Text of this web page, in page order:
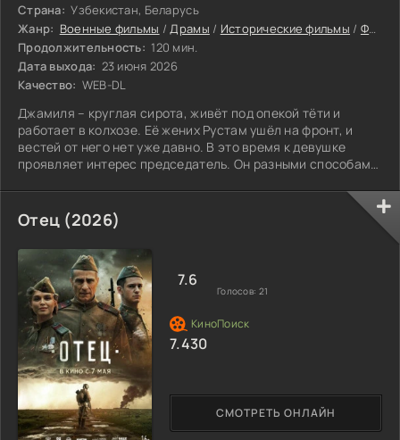
Страна: Узбекистан, Беларусь
Жанр: Военные фильмы /Драмы / Исторические фильмы / Фильмы онлайн
Продолжительность: 120 мин.
Дата выхода: 23 июня 2026
Качество: WEB-DL
Джамиля – круглая сирота, живёт под опекой тёти и
работает в колхозе. Её жених Рустам ушёл на фронт, и
вестей от него нет уже давно. В это время к девушке
проявляет интерес председатель. Он разными способами
племянницу замуж.
Отец (2026)
СМОТРЕТЬ ОНЛАЙН
7.6
Голосов: 21
7.430